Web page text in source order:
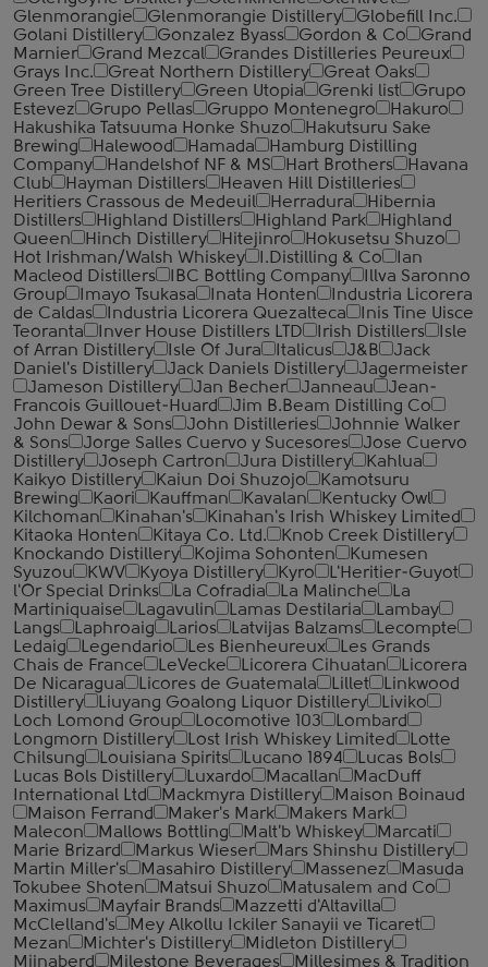
Glenmorangie
Glenmorangie Distillery
Globefill Inc.
Golani Distillery
Gonzalez Byass Gordon & Co
Grand
Marnier
Grand Mezcal
Grandes Distilleries Peureux
Grays Inc.
Great Northern Distillery
Great Oaks
Green Tree Distillery
Green Utopia Grenki list
Grupo
Estevez
Grupo Pellas Gruppo Montenegro
Hakuro
Hakushika Tatsuuma Honke Shuzo
Hakutsuru Sake
Brewing
Halewood Hamada
Hamburg Distilling
Company
Handelshof NF & MS Hart Brothers
Havana
Club
Hayman Distillers
Heaven Hill Distilleries
Heritiers Crassous de Medeuil
Herradura
Hibernia
Distillers
Highland Distillers Highland Park
Highland
Queen
Hinch Distillery Hitejinro
Hokusetsu Shuzo
Hot Irishman/Walsh Whiskey
I.Distilling & Co
Ian
Macleod Distillers
IBC Bottling Company
Illva Saronno
Group
Imayo Tsukasa Inata Honten
Industria Licorera
de Caldas
Industria Licorera Quezalteca
Inis Tine Uisce
Teoranta
Inver House Distillers LTD Irish Distillers
Isle
of Arran Distillery
Isle Of Jura Italicus J&B
Jack
Daniel's Distillery
Jack Daniels Distillery
Jagermeister
Jameson Distillery
Jan Becher Janneau
Jean-
Francois Guillouet-Huard
Jim B.Beam Distilling Co
John Dewar & Sons
John Distilleries
Johnnie Walker
& Sons
Jorge Salles Cuervo y Sucesores
Jose Cuervo
Distillery
Joseph Cartron Jura Distillery
Kahlua
Kaikyo Distillery
Kaiun Doi Shuzojo
Kamotsuru
Brewing
Kaori Kauffman Kavalan
Kentucky Owl
Kilchoman
Kinahan's
Kinahan's Irish Whiskey Limited
Kitaoka Honten
Kitaya Co. Ltd.
Knob Creek Distillery
Knockando Distillery
Kojima Sohonten
Kumesen
Syuzou
KWV Kyoya Distillery Kyro
L'Heritier-Guyot
l'Or Special Drinks
La Cofradia La Malinche
La
Martiniquaise
Lagavulin Lamas Destilaria
Lambay
Langs
Laphroaig Larios Latvijas Balzams
Lecompte
Ledaig
Legendario Les Bienheureux
Les Grands
Chais de France
LeVecke Licorera Cihuatan
Licorera
De Nicaragua
Licores de Guatemala Lillet
Linkwood
Distillery
Liuyang Goalong Liquor Distillery
Liviko
Loch Lomond Group
Locomotive 103
Lombard
Longmorn Distillery
Lost Irish Whiskey Limited
Lotte
Chilsung
Louisiana Spirits Lucano 1894
Lucas Bols
Lucas Bols Distillery
Luxardo Macallan
MacDuff
International Ltd
Mackmyra Distillery
Maison Boinaud
Maison Ferrand
Maker's Mark
Makers Mark
Malecon
Mallows Bottling Malt'b Whiskey
Marcati
Marie Brizard
Markus Wieser
Mars Shinshu Distillery
Martin Miller's
Masahiro Distillery Massenez
Masuda
Tokubee Shoten
Matsui Shuzo
Matusalem and Co
Maximus
Mayfair Brands
Mazzetti d'Altavilla
McClelland's
Mey Alkollu Ickiler Sanayii ve Ticaret
Mezan
Michter's Distillery
Midleton Distillery
Mijnaberd
Milestone Beverages
Millesimes & Tradition